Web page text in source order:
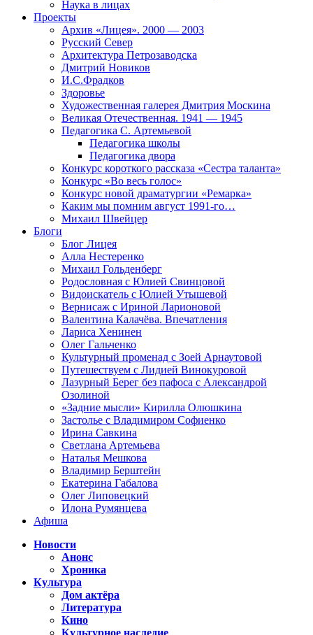
Наука в лицах
Проекты
Архив «Лицея». 2000 — 2003
Русский Север
Архитектура Петрозаводска
Дмитрий Новиков
И.С.Фрадков
Здоровье
Художественная галерея Дмитрия Москина
Великая Отечественная. 1941 — 1945
Педагогика С. Артемьевой
Педагогика школы
Педагогика двора
Конкурс короткого рассказа «Сестра таланта»
Конкурс «Во весь голос»
Конкурс новой драматургии «Ремарка»
Каким мы помним август 1991-го…
Михаил Швейцер
Блоги
Блог Лицея
Алла Нестеренко
Михаил Гольденберг
Родословная с Юлией Свинцовой
Видоискатель с Юлией Утышевой
Вернисаж с Ириной Ларионовой
Валентина Калачёва. Впечатления
Лариса Хенинен
Олег Гальченко
Культурный променад с Зоей Арнаутовой
Путешествуем с Лидией Винокуровой
Лазурный Берег без пафоса с Александрой
Озолиной
«Задние мысли» Кирилла Олюшкина
Застолье с Владимиром Софиенко
Ирина Савкина
Светлана Артемьева
Наталья Мешкова
Владимир Берштейн
Екатерина Габалова
Олег Липовецкий
Илона Румянцева
Афиша
Новости
Анонс
Хроника
Культура
Дом актёра
Литература
Кино